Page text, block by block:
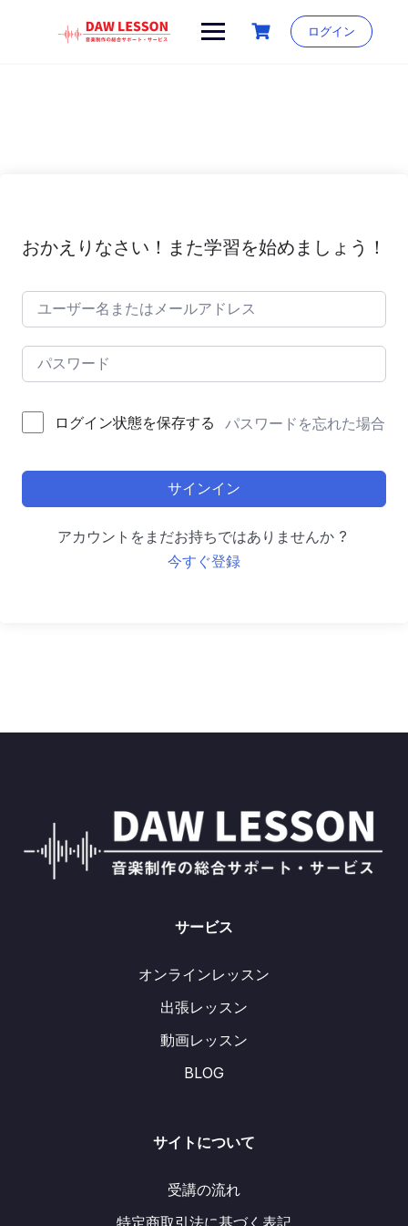
ログイン
おかえりなさい！また学習を始めましょう！
ログイン状態を保存する パスワードを忘れた場合
サインイン
アカウントをまだお持ちではありませんか ?
今すぐ登録
サービス
オンラインレッスン
出張レッスン
動画レッスン
BLOG
サイトについて
受講の流れ